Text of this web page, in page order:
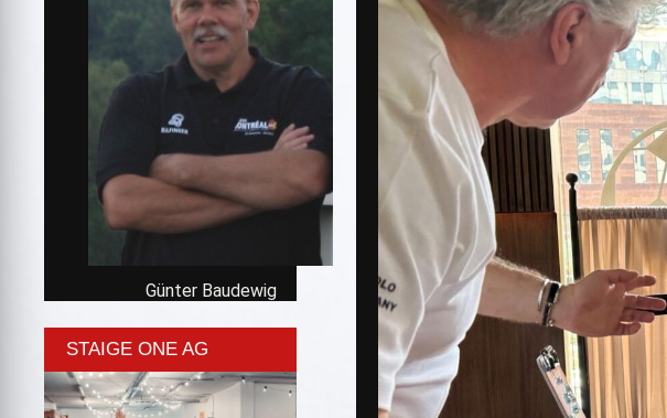
Günter Baudewig
STAIGE ONE AG